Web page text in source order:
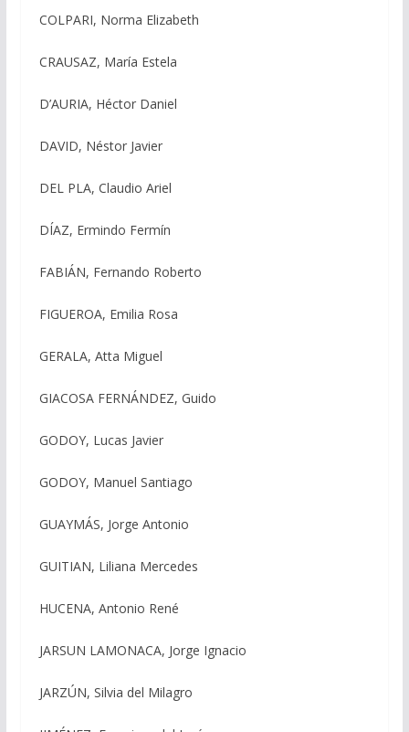
COLPARI, Norma Elizabeth
CRAUSAZ, María Estela
D’AURIA, Héctor Daniel
DAVID, Néstor Javier
DEL PLA, Claudio Ariel
DÍAZ, Ermindo Fermín
FABIÁN, Fernando Roberto
FIGUEROA, Emilia Rosa
GERALA, Atta Miguel
GIACOSA FERNÁNDEZ, Guido
GODOY, Lucas Javier
GODOY, Manuel Santiago
GUAYMÁS, Jorge Antonio
GUITIAN, Liliana Mercedes
HUCENA, Antonio René
JARSUN LAMONACA, Jorge Ignacio
JARZÚN, Silvia del Milagro